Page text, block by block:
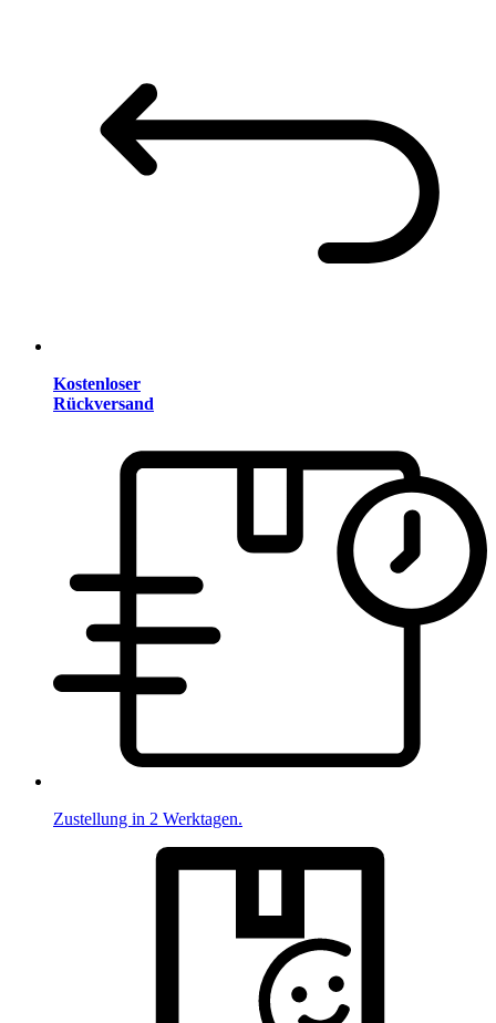
Kostenloser
Rückversand
Zustellung in 2 Werktagen.